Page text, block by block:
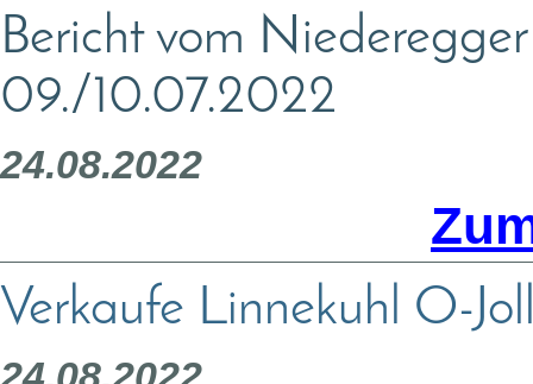
Bericht vom
09./10.07.2022
24.08.2022
Verkaufe Linnekuhl O-